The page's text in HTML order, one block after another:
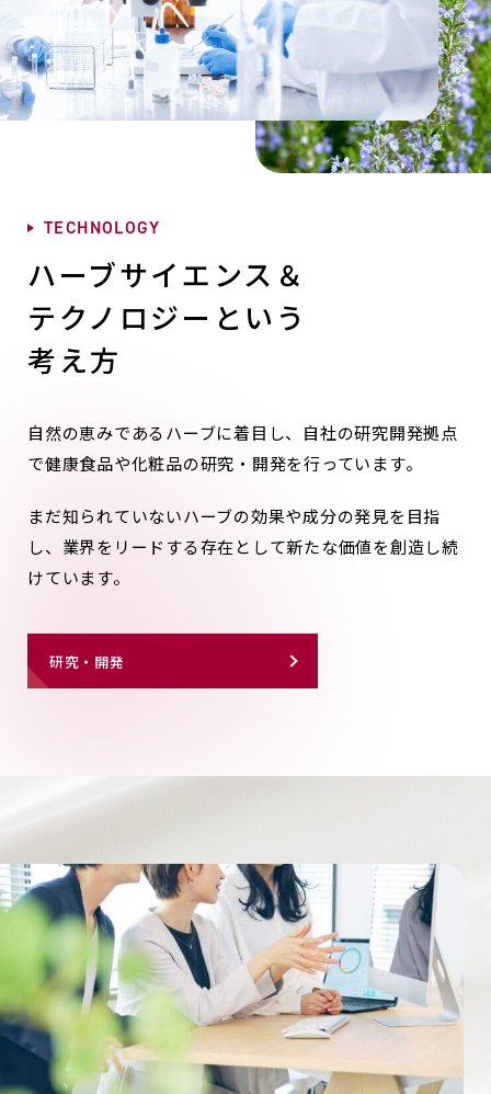
TECHNOLOGY
ハーブサイエンス＆
テクノロジーという
考え方
自然の恵みであるハーブに着目し、自社の研究開発拠点
で健康食品や化粧品の研究・開発を行っています。
まだ知られていないハーブの効果や成分の発見を目指
し、 業界をリードする存在として新たな価値を創造し続
けています。
研究・開発